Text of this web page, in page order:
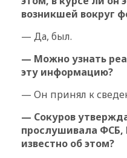
возникшей вокруг
— Да, был.
— Можно узнать
эту информацию?
— Он принял к
— Сокуров
прослушивала
известно об этом?